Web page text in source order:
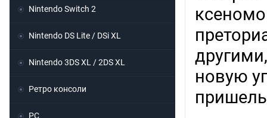
новую
Nintendo Switch 2
Nintendo DS Lite / DSi XL
Nintendo 3DS XL / 2DS XL
Ретро консоли
PC